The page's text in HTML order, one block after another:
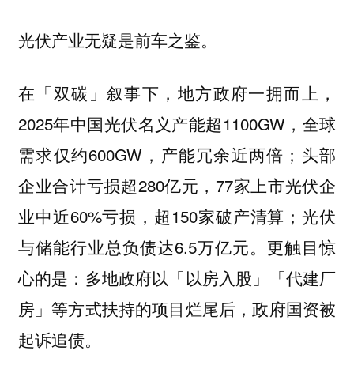
光伏产业无疑是前车之鉴。
在「双碳」叙事下，地方政府一拥而上，
2025年中国光伏名义产能超1100GW，全球
需求仅约600GW，产能冗余近两倍；头部
企业合计亏损超280亿元，77家上市光伏企
业中近60%亏损，超150家破产清算；光伏
与储能行业总负债达6.5万亿元。更触目惊
心的是：多地政府以「以房入股」「代建厂
房」等方式扶持的项目烂尾后，政府国资被
起诉追债。